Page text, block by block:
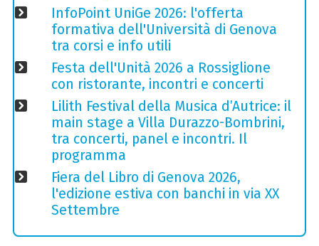
InfoPoint UniGe 2026: l'offerta
formativa dell'Università di Genova
tra corsi e info utili
Festa dell'Unità 2026 a Rossiglione
con ristorante, incontri e concerti
Lilith Festival della Musica d’Autrice: il
main stage a Villa Durazzo-Bombrini,
tra concerti, panel e incontri. Il
programma
Fiera del Libro di Genova 2026,
l'edizione estiva con banchi in via XX
Settembre